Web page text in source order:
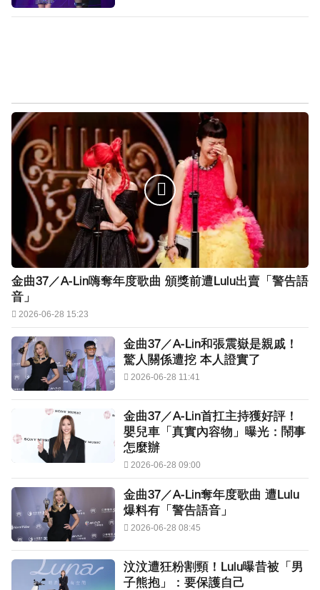
金曲37／A-Lin嗨奪年度歌曲 頒獎前遭Lulu出賣「警告語
音」
2026-06-28 15:23
金曲37／A-Lin和張震嶽是親戚！
驚人關係遭挖 本人證實了
2026-06-28 11:41
金曲37／A-Lin首扛主持獲好評！
嬰兒車「真實內容物」曝光：鬧事
怎麼辦
2026-06-28 09:00
金曲37／A-Lin奪年度歌曲 遭Lulu
爆料有「警告語音」
2026-06-28 08:45
汶汶遭狂粉割頸！Lulu曝昔被「男
子熊抱」：要保護自己